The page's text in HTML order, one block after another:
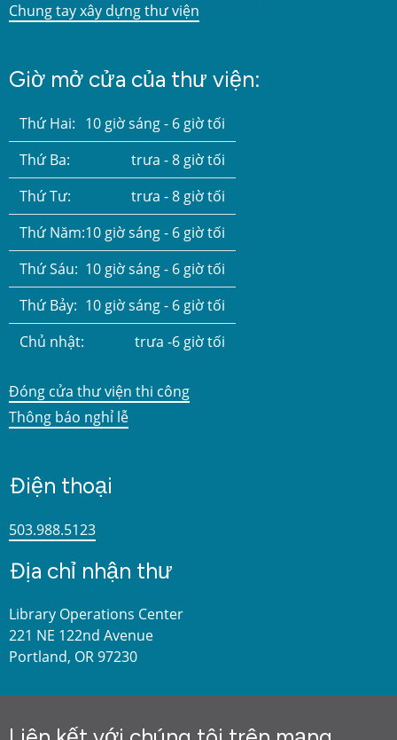
Chung tay xây dựng thư viện
Giờ mở cửa của thư viện:
Thứ Hai: 10 giờ sáng - 6 giờ tối
Thứ Ba:
trưa - 8 giờ tối
Thứ Tư:
trưa - 8 giờ tối
Thứ Năm:10 giờ sáng - 6 giờ tối
Thứ Sáu: 10 giờ sáng - 6 giờ tối
Thứ Bảy: 10 giờ sáng - 6 giờ tối
Chủ nhật:
trưa -6 giờ tối
Đóng cửa thư viện thi công
Thông báo nghỉ lễ
Điện thoại
503.988.5123
Địa chỉ nhận thư
Library Operations Center
221 NE 122nd Avenue
Portland, OR 97230